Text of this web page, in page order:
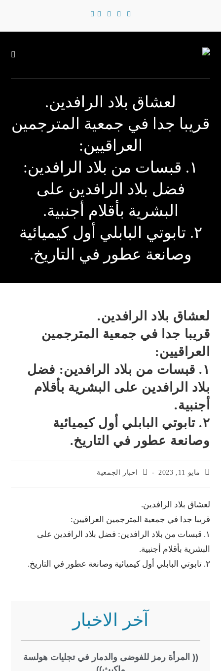
لعشاق بلاد الرافدين.
جدا في جمعية المترجمين
العراقيين:
قبسات من بلاد الرافدين:
فضل بلاد الرافدين على
البشرية بأقلام أجنبية.
تابوتي البابلي أول كيميائية
عطور في التاريخ.
بلاد الرافدين.
جدا في جمعية المترجمين
من بلاد الرافدين: فضل
الرافدين على البشرية بأقلام
البابلي أول كيميائية
عطور في التاريخ.
اخبار الجمعية
الرافدين.
في جمعية المترجمين العراقيين:
من بلاد الرافدين: فضل بلاد الرافدين على
بأقلام أجنبية.
آخر الاخبار
رمز للفوضى والدمار في تجليات هولسة